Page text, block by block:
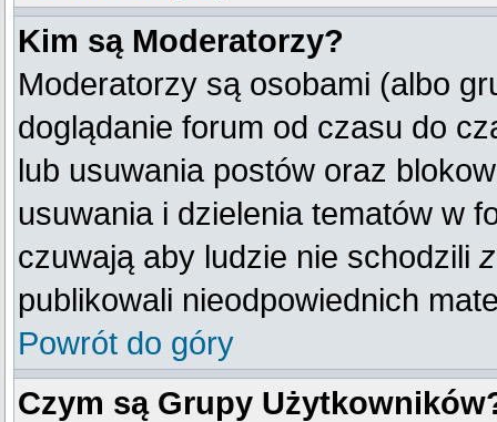
Kim są Moderatorzy?
Moderatorzy są osobami (albo
doglądanie forum od czasu do
lub usuwania postów oraz
usuwania i dzielenia tematów w
czuwają aby ludzie nie schodzili
publikowali nieodpowiednich
Powrót do góry
Czym są Grupy